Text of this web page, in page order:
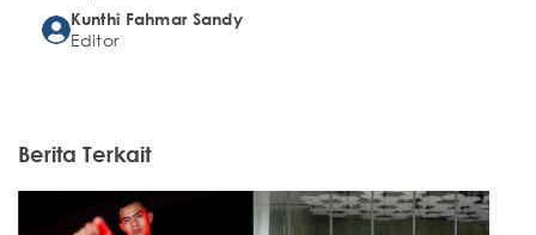
Kunthi Fahmar Sandy
Editor
Berita Terkait